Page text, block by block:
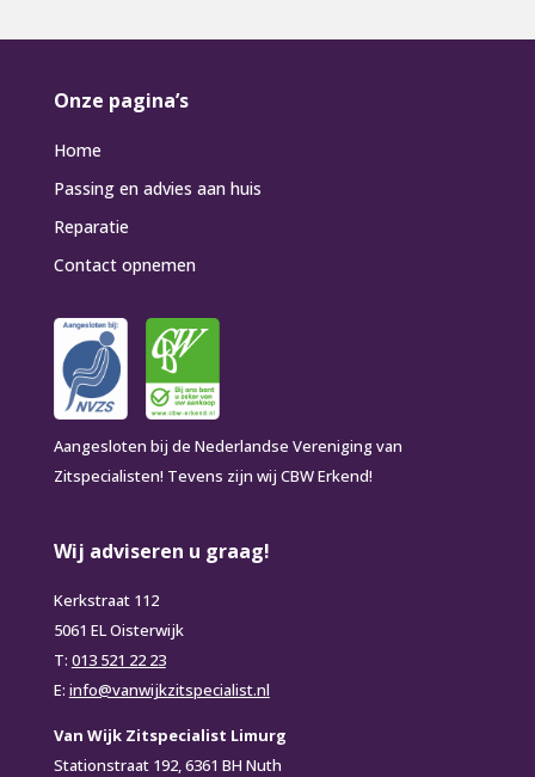
Onze pagina’s
Home
Passing en advies aan huis
Reparatie
Contact opnemen
Aangesloten bij de Nederlandse Vereniging van
Zitspecialisten! Tevens zijn wij CBW Erkend!
Wij adviseren u graag!
Kerkstraat 112
5061 EL Oisterwijk
T: 013 521 22 23
E: info@vanwijkzitspecialist.nl
Van Wijk Zitspecialist Limurg
Stationstraat 192, 6361 BH Nuth